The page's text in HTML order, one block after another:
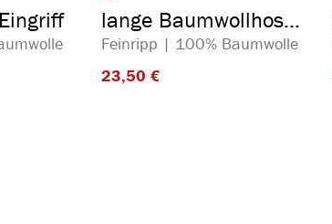
lange Baumwollhose
mit Eingriff
Feinripp | 100% Baumwolle
23,50 €​